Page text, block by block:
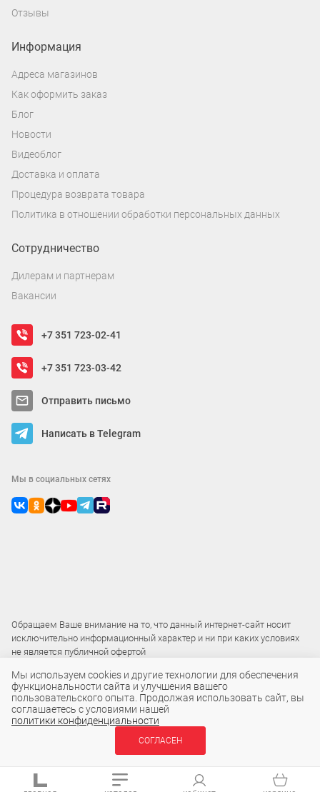
Отзывы
Информация
Адреса магазинов
Как оформить заказ
Блог
Новости
Видеоблог
Доставка и оплата
Процедура возврата товара
Политика в отношении обработки персональных данных
Сотрудничество
Дилерам и партнерам
Вакансии
+7 351 723-02-41
+7 351 723-03-42
Отправить письмо
Написать в Telegram
Мы в социальных сетях
Обращаем Ваше внимание на то, что данный интернет-сайт носит
исключительно информационный характер и ни при каких условиях
не является публичной офертой
2015 – 2026 © ООО «Локос»
В КОРЗИНУ
Мы используем cookies и другие технологии для обеспечения
функциональности сайта и улучшения вашего
пользовательского опыта. Продолжая использовать сайт, вы
соглашаетесь с условиями нашей
политики конфиденциальности
СОГЛАСЕН